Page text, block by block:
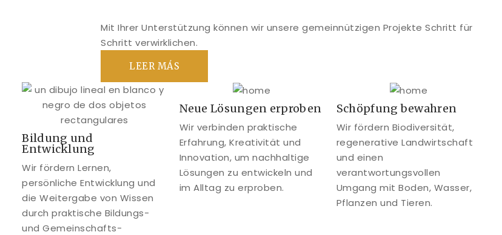
Mit Ihrer Unterstützung können wir unsere gemeinnützigen Projekte Schritt für
Schritt verwirklichen.
LEER MÁS
Bildung und
Entwicklung
Wir fördern Lernen,
persönliche Entwicklung und
die Weitergabe von Wissen
durch praktische Bildungs-
und Gemeinschafts-
Neue Lösungen erproben
Wir verbinden praktische
Erfahrung, Kreativität und
Innovation, um nachhaltige
Lösungen zu entwickeln und
im Alltag zu erproben.
Schöpfung bewahren
Wir fördern Biodiversität,
regenerative Landwirtschaft
und einen
verantwortungsvollen
Umgang mit Boden, Wasser,
Pflanzen und Tieren.